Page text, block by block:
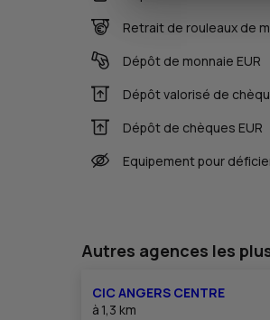
Retrait de rouleaux de
Dépôt de monnaie EUR
Dépôt valorisé de
Dépôt de chèques EUR
Equipement pour
Autres agences les
CIC ANGERS CENTRE
à 1,3 km